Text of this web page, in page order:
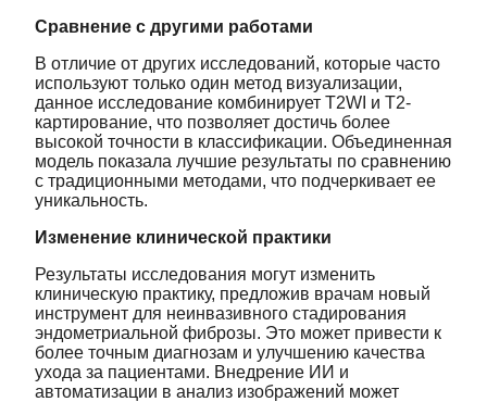
Сравнение с другими работами
В отличие от других исследований, которые часто
используют только один метод визуализации,
данное исследование комбинирует T2WI и T2-
картирование, что позволяет достичь более
высокой точности в классификации. Объединенная
модель показала лучшие результаты по сравнению
с традиционными методами, что подчеркивает ее
уникальность.
Изменение клинической практики
Результаты исследования могут изменить
клиническую практику, предложив врачам новый
инструмент для неинвазивного стадирования
эндометриальной фиброзы. Это может привести к
более точным диагнозам и улучшению качества
ухода за пациентами. Внедрение ИИ и
автоматизации в анализ изображений может